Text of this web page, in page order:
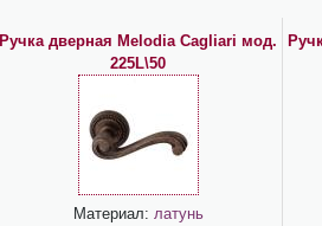
Ручка дверная Melodia Cagliari мод.
225L\50
Материал: латунь